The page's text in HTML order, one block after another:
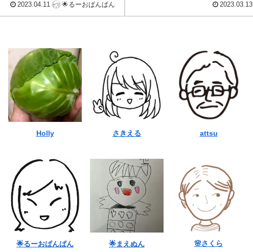
2023.04.11 🌟るーおぱんぱん 2023.03.13
Holly さきえる attsu
🌟るーおぱんぱん 🌟まえぬん 🌸さくら